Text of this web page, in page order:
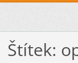
Štítek: